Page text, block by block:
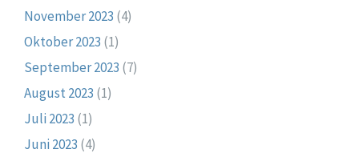
November 2023 (4)
Oktober 2023 (1)
September 2023 (7)
August 2023 (1)
Juli 2023 (1)
Juni 2023 (4)